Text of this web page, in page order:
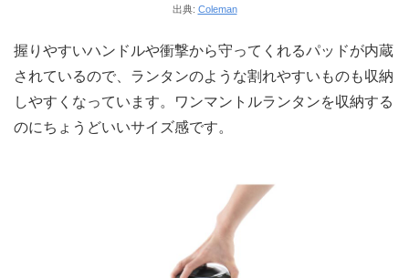
出典: Coleman
握りやすいハンドルや衝撃から守ってくれるパッドが内蔵
されているので、ランタンのような割れやすいものも収納
しやすくなっています。ワンマントルランタンを収納する
のにちょうどいいサイズ感です。